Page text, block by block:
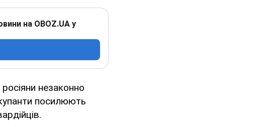
на OBOZ.UA у
незаконно
посилюють